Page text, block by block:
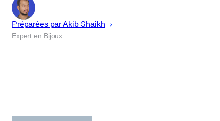
Préparées parAkib Shaikh
Expert en Bijoux